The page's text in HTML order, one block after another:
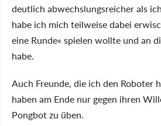
deutlich abwechslungsreicher als
habe ich mich teilweise dabei
eine Runde spielen wollte und an
habe.
Auch Freunde, die ich den Roboter
haben am Ende nur gegen ihren
Pongbot zu üben.